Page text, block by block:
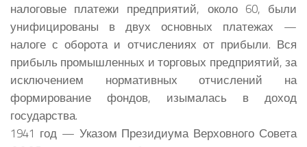
налоговые платежи предприятий, около 60, были
унифицированы в двух основных платежах —
налоге с оборота и отчислениях от прибыли. Вся
прибыль промышленных и торговых предприятий, за
исключением нормативных отчислений на
формирование фондов, изымалась в доход
государства.
1941 год — Указом Президиума Верховного Совета